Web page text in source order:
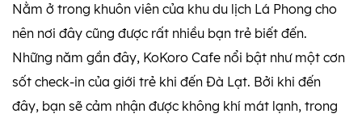
Nằm ở trong khuôn viên của khu du lịch Lá Phong cho
nên nơi đây cũng được rất nhiều bạn trẻ biết đến.
Những năm gần đây, KoKoro Cafe nổi bật như một cơn
sốt check-in của giới trẻ khi đến Đà Lạt. Bởi khi đến
đây, bạn sẽ cảm nhận được không khí mát lạnh, trong